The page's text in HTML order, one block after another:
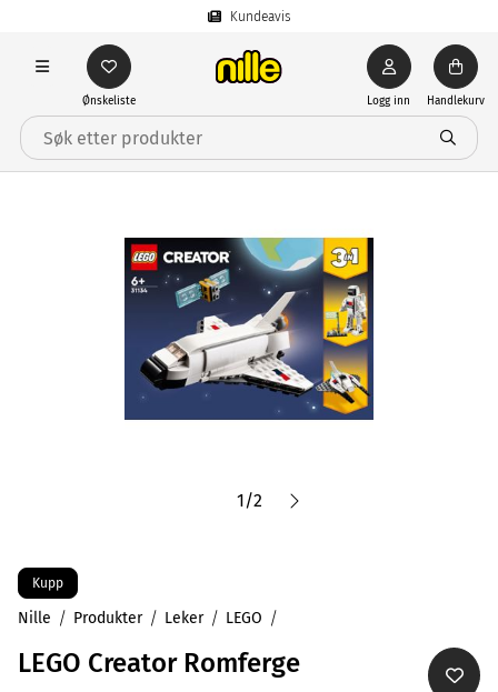
Kundeavis
Ønskeliste Logg inn Handlekurv
1/2
Kupp
Nille Produkter Leker LEGO
LEGO Creator Romferge